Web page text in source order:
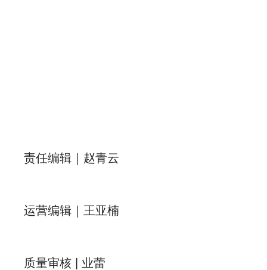
责任编辑｜赵青云
运营编辑｜王亚楠
质量审核 | 业蕾